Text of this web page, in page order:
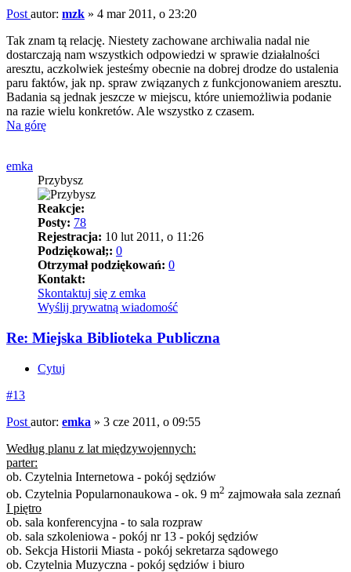
Post autor: mzk » 4 mar 2011, o 23:20
Tak znam tą relację. Niestety zachowane archiwalia nadal nie
dostarczają nam wszystkich odpowiedzi w sprawie działalności
aresztu, aczkolwiek jesteśmy obecnie na dobrej drodze do ustalenia
paru faktów, jak np. spraw związanych z funkcjonowaniem aresztu.
Badania są jednak jeszcze w miejscu, które uniemożliwia podanie
na razie wielu konkretów. Ale wszystko z czasem.
Na górę
emka
Przybysz
Reakcje:
Posty: 78
Rejestracja: 10 lut 2011, o 11:26
Podziękował;: 0
Otrzymał podziękowań: 0
Kontakt:
Skontaktuj się z emka
Wyślij prywatną wiadomość
Re: Miejska Biblioteka Publiczna
Cytuj
#13
Post autor: emka » 3 cze 2011, o 09:55
Według planu z lat międzywojennych:
parter:
ob. Czytelnia Internetowa - pokój sędziów
ob. Czytelnia Popularnonaukowa - ok. 9 m2 zajmowała sala zeznań
I piętro
ob. sala konferencyjna - to sala rozpraw
ob. sala szkoleniowa - pokój nr 13 - pokój sędziów
ob. Sekcja Historii Miasta - pokój sekretarza sądowego
ob. Czytelnia Muzyczna - pokój sędziów i biuro